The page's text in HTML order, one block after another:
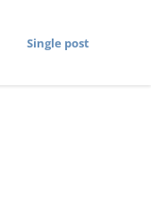
Single post